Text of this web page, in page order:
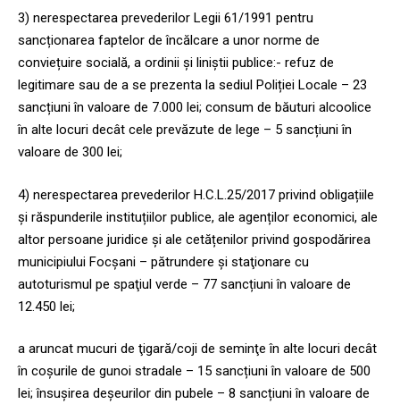
3) nerespectarea prevederilor Legii 61/1991 pentru
sancționarea faptelor de încălcare a unor norme de
conviețuire socială, a ordinii și liniștii publice:- refuz de
legitimare sau de a se prezenta la sediul Poliției Locale – 23
sancțiuni în valoare de 7.000 lei; consum de băuturi alcoolice
în alte locuri decât cele prevăzute de lege – 5 sancțiuni în
valoare de 300 lei;
4) nerespectarea prevederilor H.C.L.25/2017 privind obligațiile
și răspunderile instituțiilor publice, ale agenților economici, ale
altor persoane juridice și ale cetățenilor privind gospodărirea
municipiului Focșani – pătrundere şi staţionare cu
autoturismul pe spaţiul verde – 77 sancțiuni în valoare de
12.450 lei;
a aruncat mucuri de ţigară/coji de seminţe în alte locuri decât
în coşurile de gunoi stradale – 15 sancțiuni în valoare de 500
lei; însușirea deșeurilor din pubele – 8 sancțiuni în valoare de